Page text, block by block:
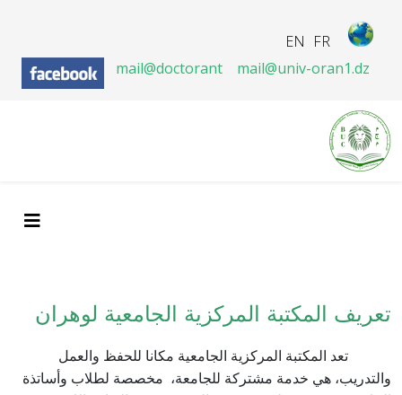
FR
EN
mail@doctorant
mail@univ-oran1.dz
تعريف المكتبة المركزية الجامعية لوهران
تعد المكتبة المركزية الجامعية مكانا للحفظ والعمل
والتدريب، هي خدمة مشتركة للجامعة، مخصصة لطلاب وأساتذة